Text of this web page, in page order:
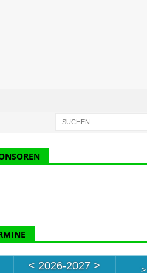
< 2026-2027 > >